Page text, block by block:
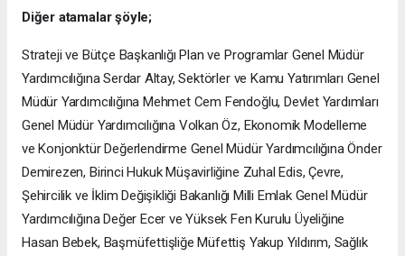
Diğer atamalar şöyle;
Strateji ve Bütçe Başkanlığı Plan ve Programlar Genel Müdür
Yardımcılığına Serdar Altay, Sektörler ve Kamu Yatırımları Genel
Müdür Yardımcılığına Mehmet Cem Fendoğlu, Devlet Yardımları
Genel Müdür Yardımcılığına Volkan Öz, Ekonomik Modelleme
ve Konjonktür Değerlendirme Genel Müdür Yardımcılığına Önder
Demirezen, Birinci Hukuk Müşavirliğine Zuhal Edis, Çevre,
Şehircilik ve İklim Değişikliği Bakanlığı Milli Emlak Genel Müdür
Yardımcılığına Değer Ecer ve Yüksek Fen Kurulu Üyeliğine
Hasan Bebek, Başmüfettişliğe Müfettiş Yakup Yıldırım, Sağlık